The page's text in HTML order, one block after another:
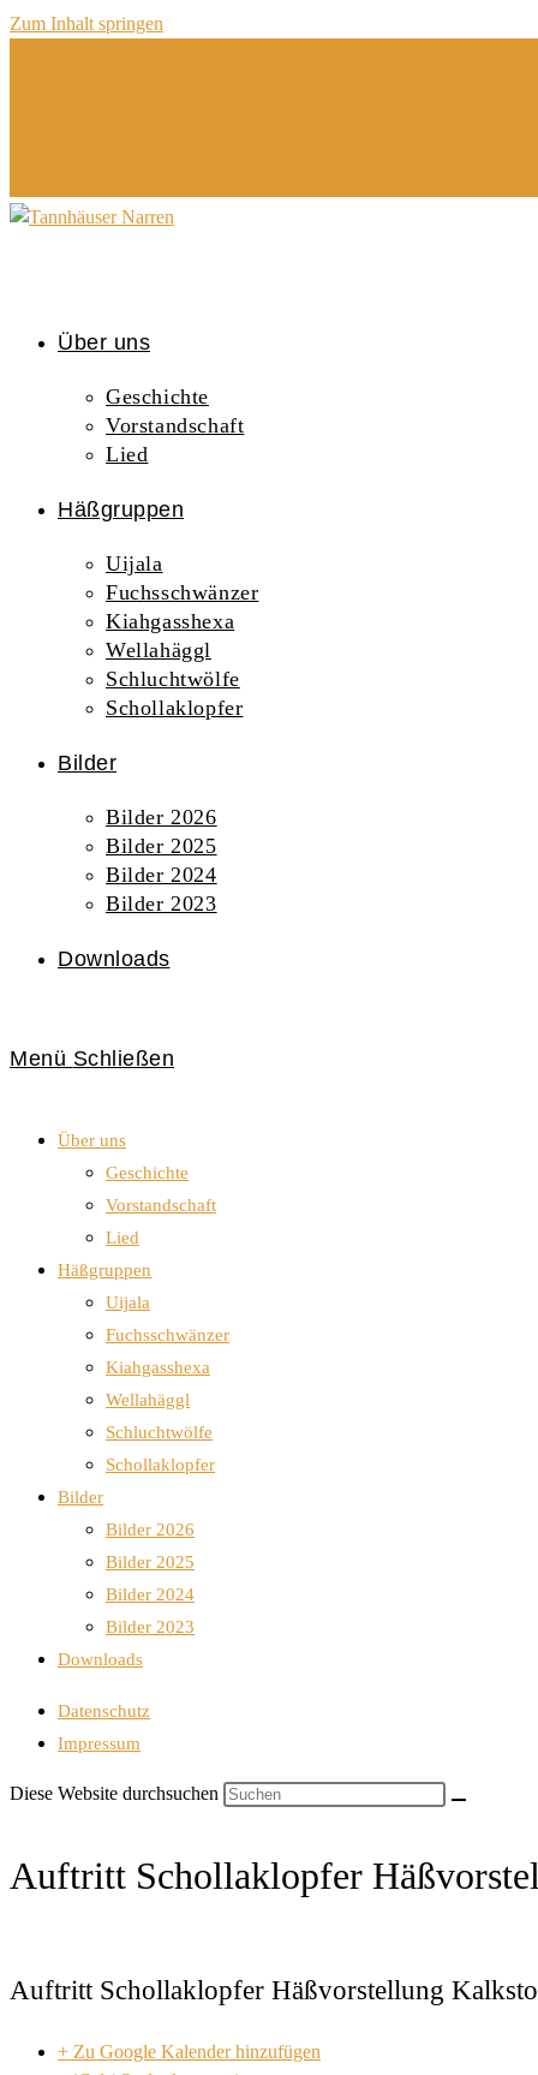
Zum Inhalt springen
Über uns
Geschichte
Vorstandschaft
Lied
Häßgruppen
Uijala
Fuchsschwänzer
Kiahgasshexa
Wellahäggl
Schluchtwölfe
Schollaklopfer
Bilder
Bilder 2026
Bilder 2025
Bilder 2024
Bilder 2023
Downloads
Menü Schließen
Über uns
Geschichte
Vorstandschaft
Lied
Häßgruppen
Uijala
Fuchsschwänzer
Kiahgasshexa
Wellahäggl
Schluchtwölfe
Schollaklopfer
Bilder
Bilder 2026
Bilder 2025
Bilder 2024
Bilder 2023
Downloads
Datenschutz
Impressum
Diese Website durchsuchen
Auftritt Schollaklopfer
Auftritt Schollaklopfer Häßvorstellung
+ Zu Google Kalender hinzufügen